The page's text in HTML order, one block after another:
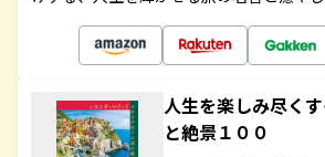
人生を楽しみ尽く
と絶景１００